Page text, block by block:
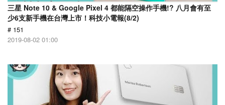
三星 Note 10 & Google Pixel 4 都能隔空操作手機!? 八月會有至
少6支新手機在台灣上市！科技小電報(8/2)
# 151
2019-08-02 01:00